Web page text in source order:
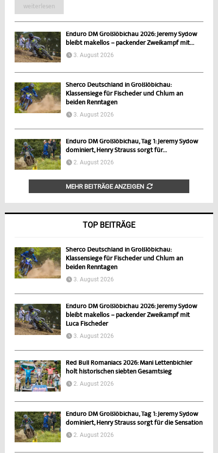
weiterlesen
Enduro DM Großlöbichau 2026: Jeremy Sydow
bleibt makellos – packender Zweikampf mit...
3. August 2026
Sherco Deutschland in Großlöbichau:
Klassensiege für Fischeder und Chlum an
beiden Renntagen
3. August 2026
Enduro DM Großlöbichau, Tag 1: Jeremy Sydow
dominiert, Henry Strauss sorgt für...
2. August 2026
MEHR BEITRÄGE ANZEIGEN
TOP BEITRÄGE
Sherco Deutschland in Großlöbichau:
Klassensiege für Fischeder und Chlum an
beiden Renntagen
3. August 2026
Enduro DM Großlöbichau 2026: Jeremy Sydow
bleibt makellos – packender Zweikampf mit
Luca Fischeder
3. August 2026
Red Bull Romaniacs 2026: Mani Lettenbichler
holt historischen siebten Gesamtsieg
2. August 2026
Enduro DM Großlöbichau, Tag 1: Jeremy Sydow
dominiert, Henry Strauss sorgt für die Sensation
2. August 2026